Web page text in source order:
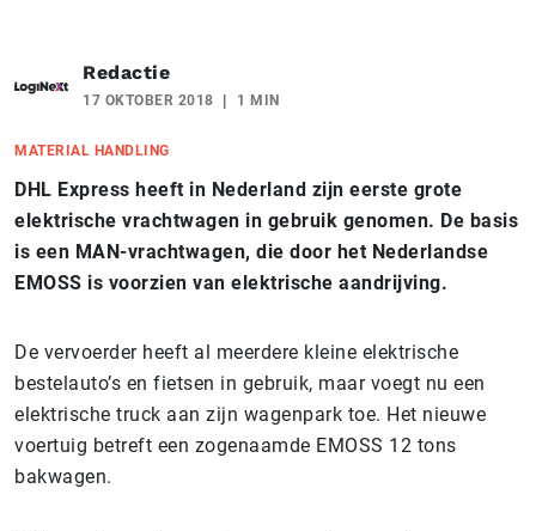
Redactie
17 OKTOBER 2018 1 MIN
MATERIAL HANDLING
DHL Express heeft in Nederland zijn eerste grote
elektrische vrachtwagen in gebruik genomen. De basis
is een MAN-vrachtwagen, die door het Nederlandse
EMOSS is voorzien van elektrische aandrijving.
De vervoerder heeft al meerdere kleine elektrische
bestelauto’s en fietsen in gebruik, maar voegt nu een
elektrische truck aan zijn wagenpark toe. Het nieuwe
voertuig betreft een zogenaamde EMOSS 12 tons
bakwagen.